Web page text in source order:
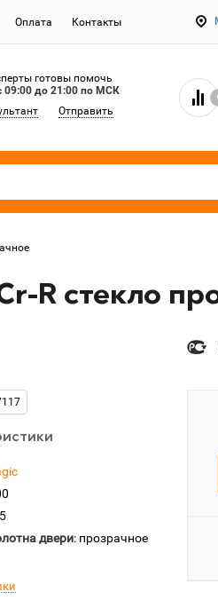
Оплата Контакты
готовы помочь
09:00 до 21:00 по МСК
Отправить
R стекло
двери: прозрачное